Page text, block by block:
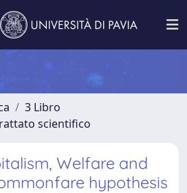
3 Libro
scientifico
Welfare and
hypothesis